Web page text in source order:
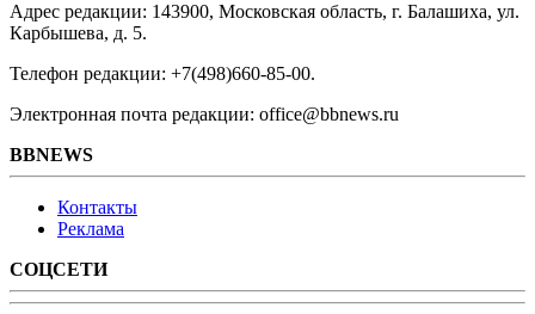
Адрес редакции: 143900, Московская область, г. Балашиха, ул.
Карбышева, д. 5.
Телефон редакции: +7(498)660-85-00.
Электронная почта редакции: office@bbnews.ru
BBNEWS
Контакты
Реклама
СОЦСЕТИ